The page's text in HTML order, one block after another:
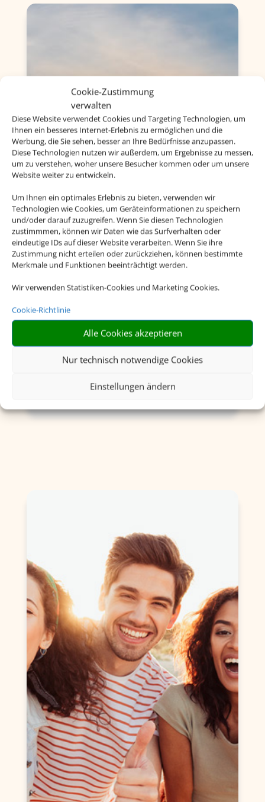
Cookie-Zustimmung
verwalten
Diese Website verwendet Cookies und Targeting Technologien, um
Ihnen ein besseres Internet-Erlebnis zu ermöglichen und die
Werbung, die Sie sehen, besser an Ihre Bedürfnisse anzupassen.
Diese Technologien nutzen wir außerdem, um Ergebnisse zu messen,
um zu verstehen, woher unsere Besucher kommen oder um unsere
Website weiter zu entwickeln.
Um Ihnen ein optimales Erlebnis zu bieten, verwenden wir
Technologien wie Cookies, um Geräteinformationen zu speichern
und/oder darauf zuzugreifen. Wenn Sie diesen Technologien
zustimmmen, können wir Daten wie das Surfverhalten oder
eindeutige IDs auf dieser Website verarbeiten. Wenn Sie ihre
Zustimmung nicht erteilen oder zurückziehen, können bestimmte
Merkmale und Funktionen beeinträchtigt werden.
Wir verwenden Statistiken-Cookies und Marketing Cookies.
Cookie-Richtlinie
Alle Cookies akzeptieren
Nur technisch notwendige Cookies
Einstellungen ändern
Rundreisen